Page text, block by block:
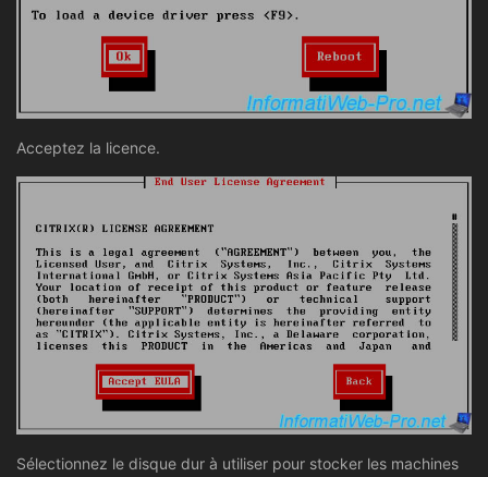
Acceptez la licence.
Sélectionnez le disque dur à utiliser pour stocker les machines